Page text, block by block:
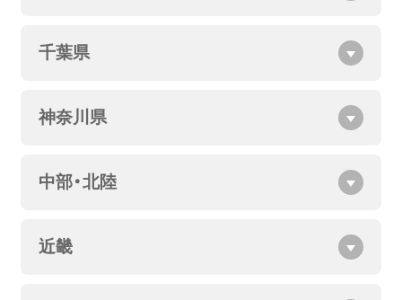
千葉県
神奈川県
中部・北陸
近畿